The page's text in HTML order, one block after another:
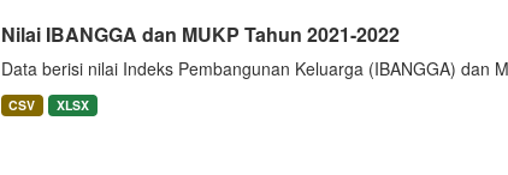
Nilai IBANGGA dan MUKP Tahun 2021-2022
Data berisi nilai Indeks Pembangunan Keluarga (IBANGGA) dan
CSV XLSX